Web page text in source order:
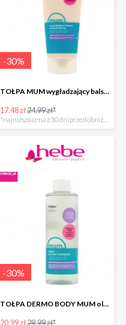
-30%
TOŁPA MUM wygładzający balsam antycellulitowy do ciała
17.48 zł24.99 zł*
*najniższa cena z 30 dni przed obniżką
-30%
TOŁPA DERMO BODY MUM olejek do ciała przeciw rozstępom
20.99 zł29.99 zł*